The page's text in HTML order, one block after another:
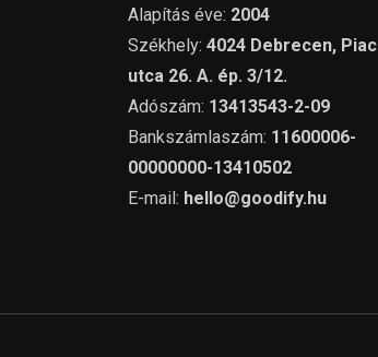
Alapítás éve: 2004
Székhely: 4024 Debrecen, Piac
utca 26. A. ép. 3/12.
Adószám: 13413543-2-09
Bankszámlaszám: 11600006-
00000000-13410502
E-mail: hello@goodify.hu